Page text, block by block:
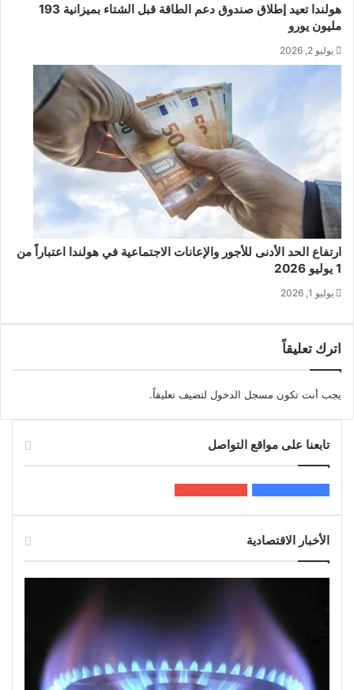
هولندا تعيد إطلاق صندوق دعم الطاقة قبل الشتاء بميزانية 193
مليون يورو
يوليو 2, 2026
ارتفاع الحد الأدنى للأجور والإعانات الاجتماعية في هولندا اعتباراً من
1 يوليو 2026
يوليو 1, 2026
اترك تعليقاً
يجب أنت تكون مسجل الدخول لتضيف تعليقاً.
تابعنا على مواقع التواصل
الأخبار الاقتصادية